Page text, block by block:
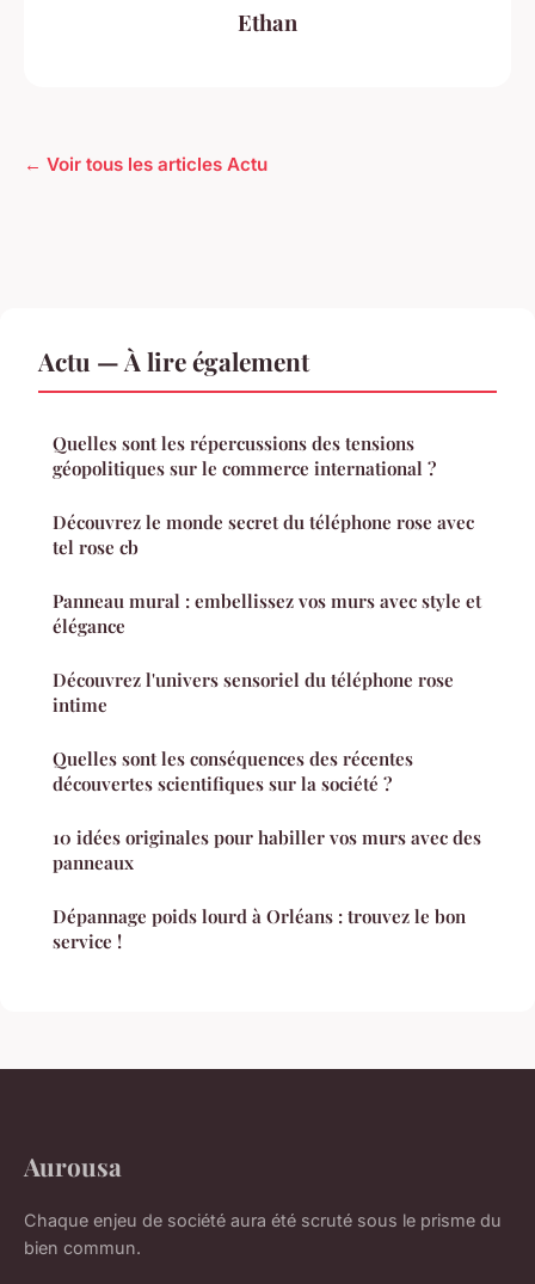
Ethan
← Voir tous les articles Actu
Actu — À lire également
Quelles sont les répercussions des tensions
géopolitiques sur le commerce international ?
Découvrez le monde secret du téléphone rose avec
tel rose cb
Panneau mural : embellissez vos murs avec style et
élégance
Découvrez l'univers sensoriel du téléphone rose
intime
Quelles sont les conséquences des récentes
découvertes scientifiques sur la société ?
10 idées originales pour habiller vos murs avec des
panneaux
Dépannage poids lourd à Orléans : trouvez le bon
service !
Aurousa
Chaque enjeu de société aura été scruté sous le prisme du
bien commun.